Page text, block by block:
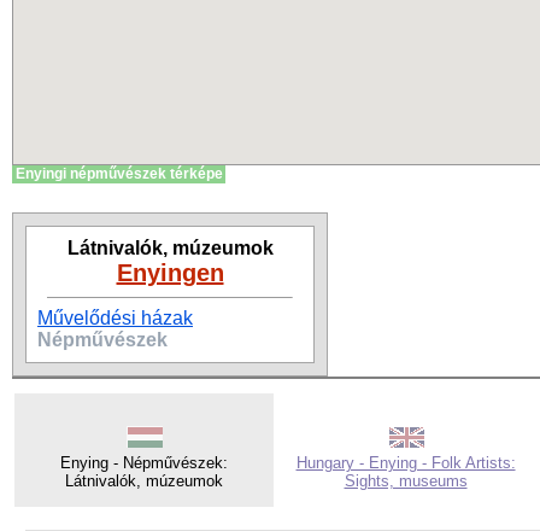
Enyingi népművészek térképe
Látnivalók, múzeumok
Enyingen
Művelődési házak
Népművészek
Enying - Népművészek:
Látnivalók, múzeumok
Hungary - Enying - Folk Artists:
Sights, museums